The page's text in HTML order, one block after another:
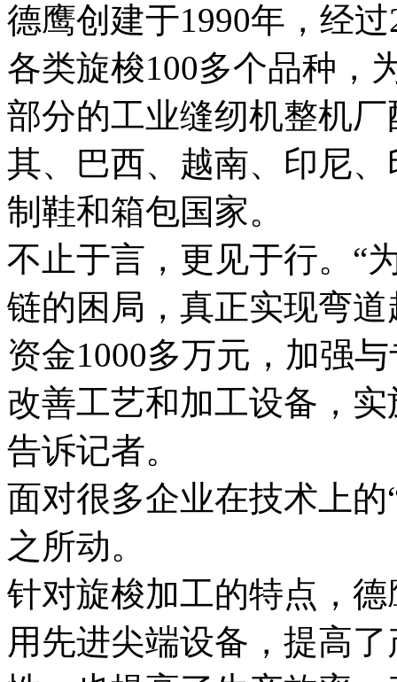
德鹰创建于1990年，经
各类旋梭100多个品种，
部分的工业缝纫机整机
其、巴西、越南、印尼
制鞋和箱包国家。
不止于言，更见于行。“
链的困局，真正实现弯
资金1000多万元，加强
改善工艺和加工设备，实
告诉记者。
面对很多企业在技术上
之所动。
针对旋梭加工的特点，
用先进尖端设备，提高